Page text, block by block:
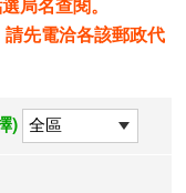
局名查閱。
先電洽各該郵政代
)